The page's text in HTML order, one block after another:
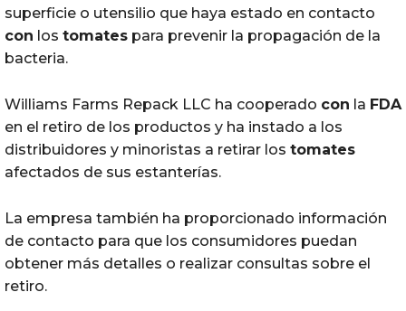
superficie o utensilio que haya estado en contacto
con los tomates para prevenir la propagación de la
bacteria.
Williams Farms Repack LLC ha cooperado con la FDA
en el retiro de los productos y ha instado a los
distribuidores y minoristas a retirar los tomates
afectados de sus estanterías.
La empresa también ha proporcionado información
de contacto para que los consumidores puedan
obtener más detalles o realizar consultas sobre el
retiro.